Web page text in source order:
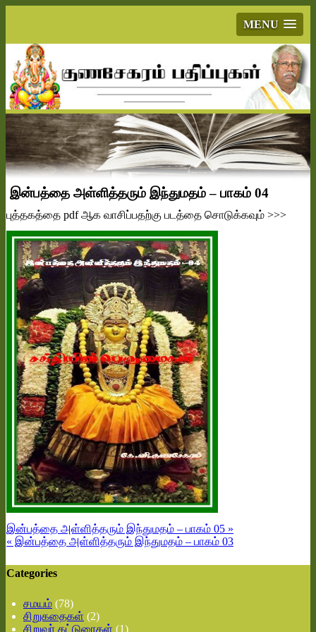
MENU
இன்பத்தை அள்ளித்தரும் இந்துமதம் – பாகம் 04
புத்தகத்தை pdfஆக வாசிப்பதற்கு படத்தை சொடுக்கவும் >>>
இன்பத்தை அள்ளித்தரும் இந்துமதம் – பாகம் 05 »
« இன்பத்தை அள்ளித்தரும் இந்துமதம் – பாகம் 03
Categories
சமயம் (78)
சிறுகதைகள் (2)
சிறுவர் கட்டுரைகள் (1)